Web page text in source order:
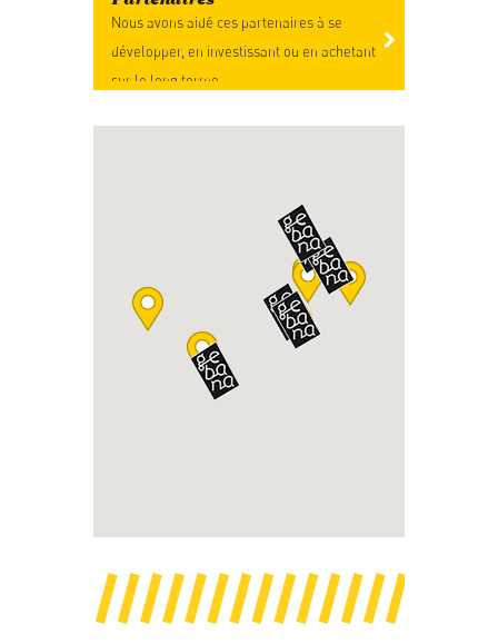
Nous avons aidé ces partenaires à se
développer, en investissant ou en achetant
sur le long terme.